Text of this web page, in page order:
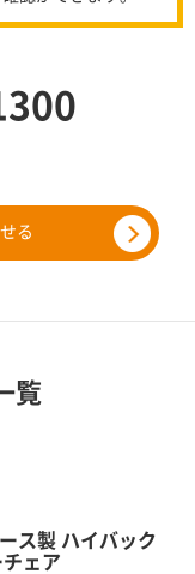
る
覧
ス製 ハイバック
ェア